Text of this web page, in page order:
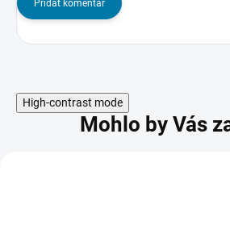
Přidat komentář
High-contrast mode
Mohlo by Vás